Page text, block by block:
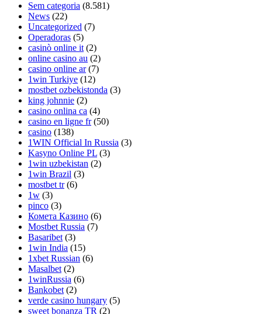
Sem categoria (8.581)
News (22)
Uncategorized (7)
Operadoras (5)
casinò online it (2)
online casino au (2)
casino online ar(7)
1win Turkiye (12)
mostbet ozbekistonda (3)
king johnnie (2)
casino onlina ca (4)
casino en ligne fr(50)
casino (138)
1WIN Official In Russia (3)
Kasyno Online PL (3)
1win uzbekistan (2)
1win Brazil (3)
mostbet tr(6)
1w (3)
pinco (3)
Комета Казино (6)
Mostbet Russia (7)
Basaribet (3)
1win India (15)
1xbet Russian (6)
Masalbet (2)
1winRussia (6)
Bankobet (2)
verde casino hungary (5)
sweet bonanza TR (2)